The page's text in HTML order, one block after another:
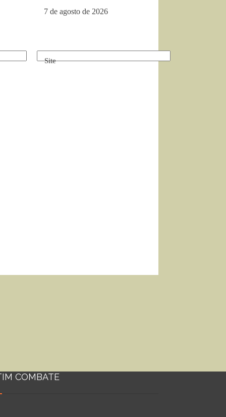
7 de agosto de 2026
Site
COMBATE